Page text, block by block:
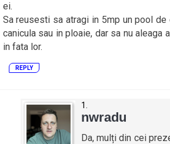
ei.
Sa reusesti sa atragi in 5mp un pool
canicula sau in ploaie, dar sa nu
in fata lor.
REPLY
nwradu
Da, mulți din cei